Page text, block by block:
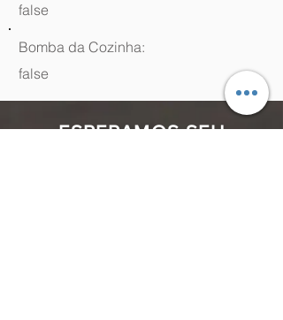
false
Bomba da Cozinha:
false
ESPERAMOS SEU